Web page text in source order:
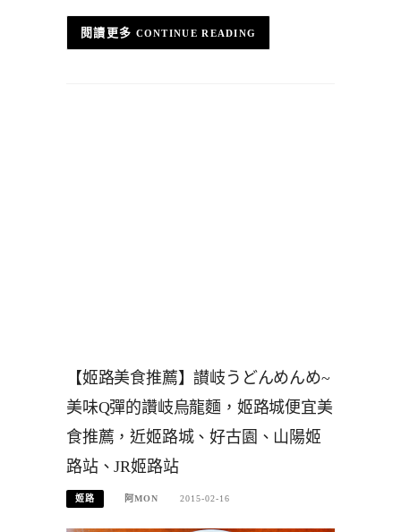
CONTINUE READING
【姬路美食推薦】讃岐うどんめんめ~
美味Q彈的讚岐烏龍麵，姬路城便宜美
食推薦，近姬路城、好古園、山陽姬
路站、JR姬路站
姬路 阿MON 2015-02-16